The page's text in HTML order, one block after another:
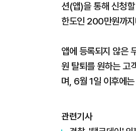
션(앱)을 통해 신청
한도인 200만원까
앱에 등록되지 않은
원 탈퇴를 원하는 고
며, 6월 1일 이후에
관련기사